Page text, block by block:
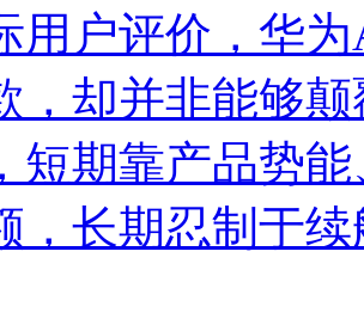
用户评价，华
，却并非能够
短期靠产品势
，长期忍制于